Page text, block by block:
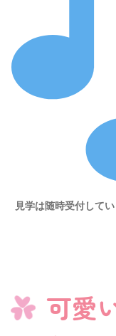
見学は随時受付して
可愛